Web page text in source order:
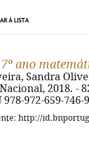
À LISTA
7º ano
Sandra
2018. -
972-659-746-9
http://